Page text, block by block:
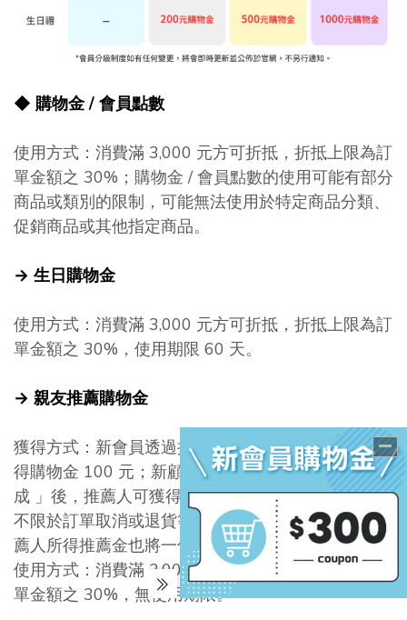
◆ 購物金 / 會員點數
使用方式：消費滿 3,000 元方可折抵，折抵上限為訂
單金額之 30%；購物金 / 會員點數的使用可能有部分
商品或類別的限制，可能無法使用於特定商品分類、
促銷商品或其他指定商品。
→ 生日購物金
使用方式：消費滿 3,000 元方可折抵，折抵上限為訂
單金額之 30%，使用期限 60 天。
→ 親友推薦購物金
獲得方式：新會員透過推薦連結註冊成為會員即可獲
得購物金 100 元；新顧客註冊後在訂單轉為「 已完
成 」後，推薦人可獲得購物金 50 元。如發生包括但
不限於訂單取消或退貨等，訂單已付款項退回時，推
薦人所得推薦金也將一併收回。
使用方式：消費滿 3,000 元方可折抵，折抵上限為訂
單金額之 30%，無使用期限。